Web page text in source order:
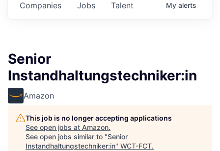
Jobs
Companies Talent My alerts
Senior
Instandhaltungstechniker:in
Amazon
This job is no longer accepting applications
See open jobs at Amazon.
See open jobs similar to "Senior
Instandhaltungstechniker:in" WCT-FCT.